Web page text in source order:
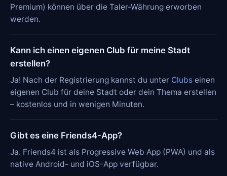
Premium) können über die Taler-Währung erworben
werden.
Kann ich einen eigenen Club für meine Stadt
erstellen?
Ja! Nach der Registrierung kannst du unter Clubs einen
eigenen Club für deine Stadt oder dein Thema erstellen
– kostenlos und in wenigen Minuten.
Gibt es eine Friends4-App?
Ja. Friends4 ist als Progressive Web App (PWA) und als
native Android- und iOS-App verfügbar.